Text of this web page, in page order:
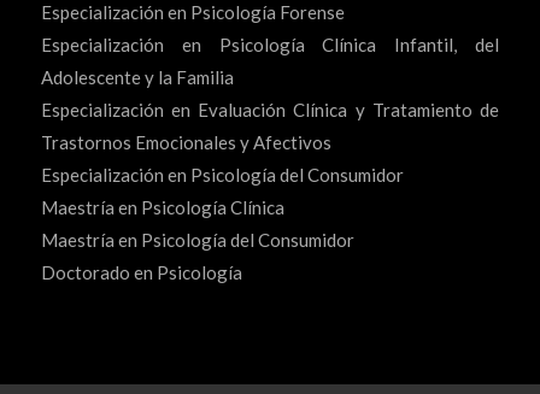
Especialización en Psicología Forense
Especialización en Psicología Clínica Infantil, del
Adolescente y la Familia
Especialización en Evaluación Clínica y Tratamiento de
Trastornos Emocionales y Afectivos
Especialización en Psicología del Consumidor
Maestría en Psicología Clínica
Maestría en Psicología del Consumidor
Doctorado en Psicología